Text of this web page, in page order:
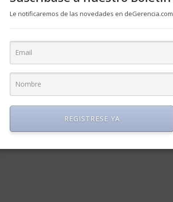
Le notificaremos de las novedades en deGerencia.com
REGISTRESE YA